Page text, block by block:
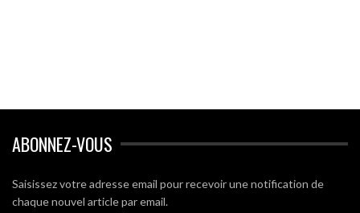
ABONNEZ-VOUS
Saisissez votre adresse email pour recevoir une notification de
chaque nouvel article par email.